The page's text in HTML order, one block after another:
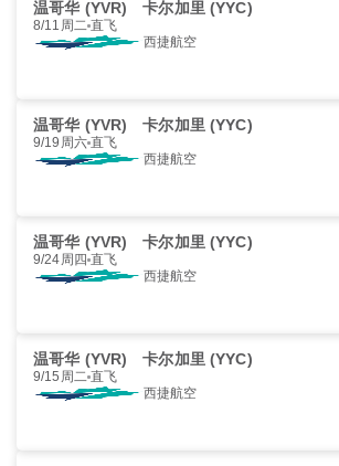
温哥华 (YVR) 卡尔加里 (YYC)
8/11周二 直飞
西捷航空
温哥华 (YVR) 卡尔加里 (YYC)
9/19周六 直飞
西捷航空
温哥华 (YVR) 卡尔加里 (YYC)
9/24周四 直飞
西捷航空
温哥华 (YVR) 卡尔加里 (YYC)
9/15周二 直飞
西捷航空